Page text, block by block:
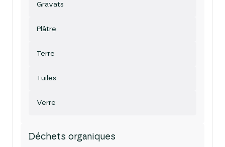
Gravats
Plâtre
Terre
Tuiles
Verre
Déchets organiques